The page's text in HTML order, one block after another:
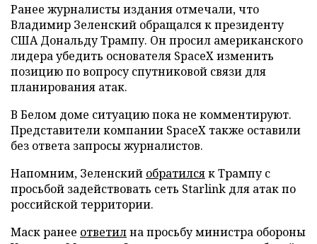
Ранее журналисты издания отмечали, что
Владимир Зеленский обращался к президенту
США Дональду Трампу. Он просил американского
лидера убедить основателя SpaceX изменить
позицию по вопросу спутниковой связи для
планирования атак.
В Белом доме ситуацию пока не комментируют.
Представители компании SpaceX также оставили
без ответа запросы журналистов.
Напомним, Зеленский обратилсяк Трампу с
просьбой задействовать сеть Starlink для атак по
российской территории.
Маск ранее ответилна просьбу министра обороны